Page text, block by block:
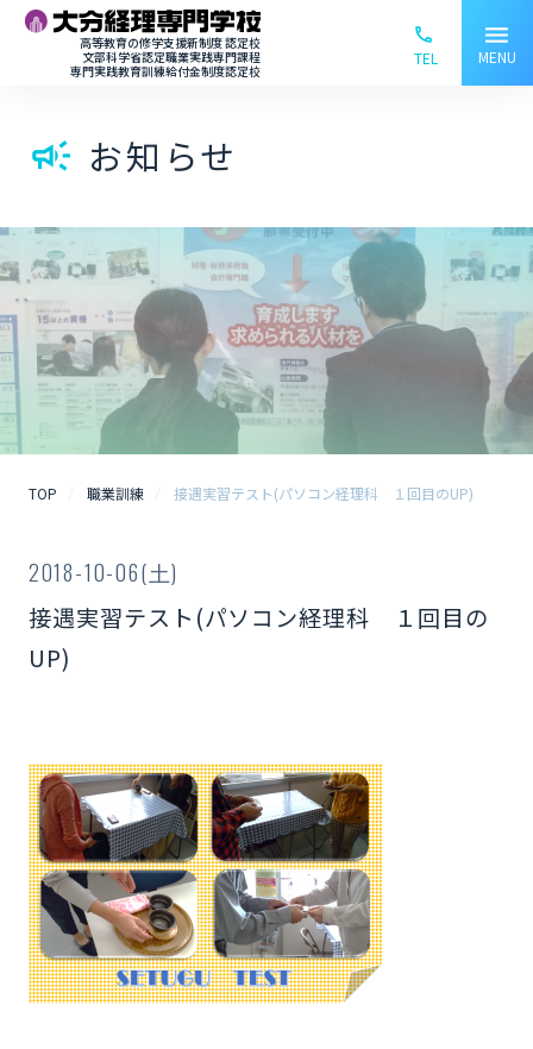
高等教育の修学支援新制度 認定校
文部科学省認定職業実践専門課程
専門実践教育訓練給付金制度認定校
TEL
menu
MENU
campaign お知らせ
TOP 職業訓練 接遇実習テスト(パソコン経理科 １回目のUP)
2018-10-06(土)
接遇実習テスト(パソコン経理科 １回目の
UP)